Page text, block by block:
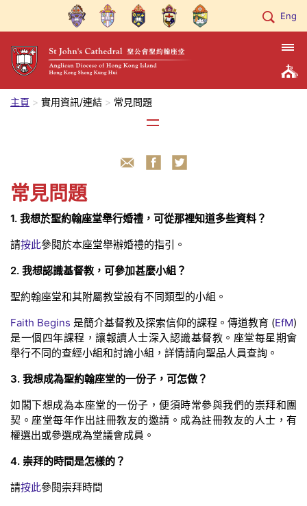
Eng
主頁 實用資訊/連結 常見問題
常見問題
1. 我想於聖約翰座堂舉行婚禮，可從那裡知道多些資料？
請按此參閱於本座堂舉辦婚禮的指引。
2. 我想認識基督教，可參加甚麼小組？
聖約翰座堂和其附屬教堂設有不同類型的小組。
Faith Begins 是簡介基督教及探索信仰的課程。傳道教育 (EfM)
是一個四年課程，讓報讀人士深入認識基督教。座堂每星期會
舉行不同的查經小組和討論小組，詳情請向聖品人員查詢。
3. 我想成為聖約翰座堂的一份子，可怎做？
如閣下想成為本座堂的一份子，便須時常參與我們的崇拜和團
契。座堂每年作出註冊教友的邀請。成為註冊教友的人士，有
權選出或參選成為堂議會成員。
4. 崇拜的時間是怎樣的？
請按此參閱崇拜時間